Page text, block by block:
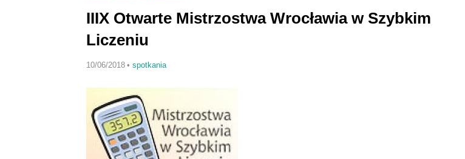
IIIX Otwarte Mistrzostwa Wrocławia w Szybkim
Liczeniu
10/06/2018 • spotkania